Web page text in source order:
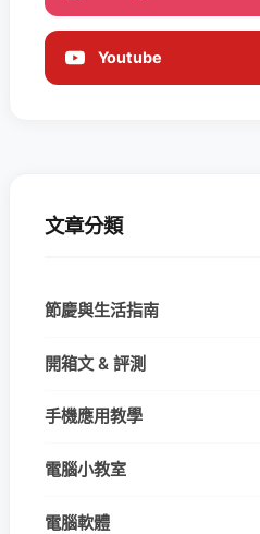
Youtube
文章分類
節慶與生活指南
開箱文 & 評測
手機應用教學
電腦小教室
電腦軟體